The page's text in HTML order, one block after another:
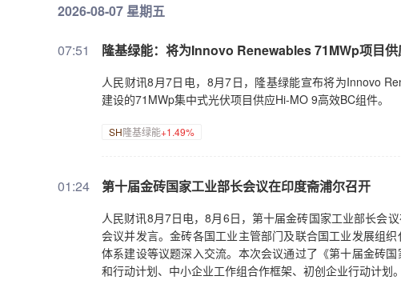
2026-08-07 星期五
07:51 隆基绿能：将为Innovo Renewables 71MWp项目
人民财讯8月7日电，8月7日，隆基绿能宣布将为Innovo
建设的71MWp集中式光伏项目供应Hi-MO 9高效BC组件。
SH隆基绿能+1.49%
01:24 第十届金砖国家工业部长会议在印度斋浦尔召开
人民财讯8月7日电，8月6日，第十届金砖国家工业部长会
会议并发言。金砖各国工业主管部门及联合国工业发展组
体系建设等议题深入交流。本次会议通过了《第十届金砖
和行动计划、中小企业工作组合作框架、初创企业行动计划。